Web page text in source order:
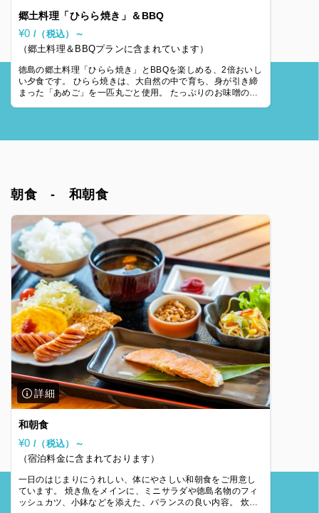
郷土料理「ひらら焼き」＆BBQ
¥0 /（税込）～
（郷土料理＆BBQプランに含まれています）
徳島の郷土料理「ひらら焼き」とBBQを楽しめる、2倍おいし
い夕食です。 ひらら焼きは、大自然の中で育ち、身が引き締
まった「あめご」を一匹丸ごと使用。 たっぷりのお味噌の上
朝食 - 和朝食
和朝食
¥0 /（税込）～
（宿泊料金に含まれております）
一日のはじまりにうれしい、体にやさしい和朝食をご用意し
ています。 焼き魚をメインに、ミニサラダや徳島名物のフィ
ッシュカツ、小鉢などを添えた、バランスの良い内容。 炊き